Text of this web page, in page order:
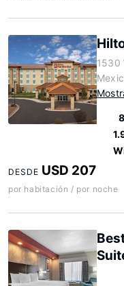
1530
DESDE USD 207
por habitación / por noche